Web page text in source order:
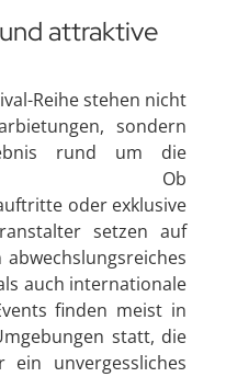
attraktive
Reihe stehen nicht
sondern
rund um die
Ob
oder exklusive
setzen auf
auch internationale
finden meist in
statt, die
ein unvergessliches